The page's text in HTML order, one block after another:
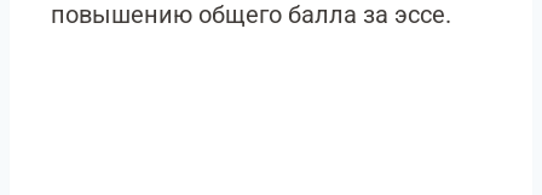
повышению общего балла за эссе.